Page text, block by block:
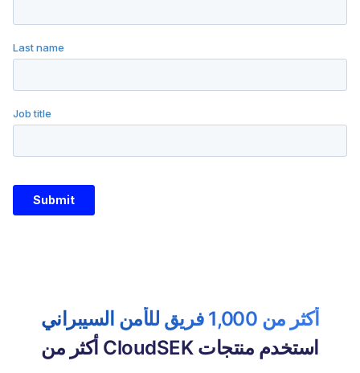
أكثر من 1,000 فريق للأمن السيبراني
استخدم منتجات CloudSEK أكثر من